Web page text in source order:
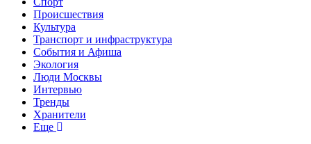
Происшествия
Культура
Транспорт и инфраструктура
События и Афиша
Экология
Люди Москвы
Интервью
Тренды
Хранители
Еще